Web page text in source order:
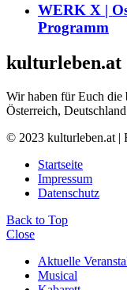
WERK X |
Programm
kulturleben.at
Wir haben für Euch die
Österreich,
© 2023 kulturleben.at |
Startseite
Impressum
Datenschutz
Back to Top
Close
Aktuelle
Musical